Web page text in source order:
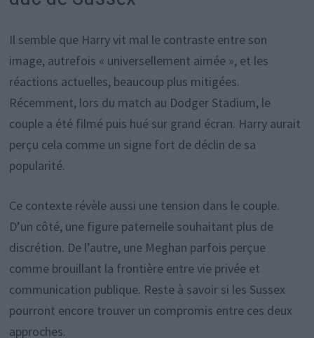
Il semble que Harry vit mal le contraste entre son
image, autrefois « universellement aimée », et les
réactions actuelles, beaucoup plus mitigées.
Récemment, lors du match au Dodger Stadium, le
couple a été filmé puis hué sur grand écran. Harry aurait
perçu cela comme un signe fort de déclin de sa
popularité.
Ce contexte révèle aussi une tension dans le couple.
D’un côté, une figure paternelle souhaitant plus de
discrétion. De l’autre, une Meghan parfois perçue
comme brouillant la frontière entre vie privée et
communication publique. Reste à savoir si les Sussex
pourront encore trouver un compromis entre ces deux
approches.